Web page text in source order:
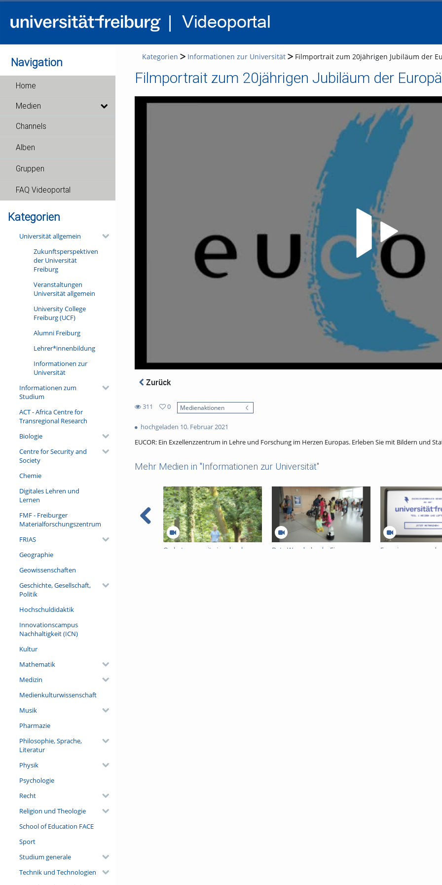
Navigation
Home
Medien
Channels
Alben
Gruppen
FAQ Videoportal
Kategorien
Universität allgemein
Zukunftsperspektiven
der Universität
Freiburg
Veranstaltungen
Universität allgemein
University College
Freiburg (UCF)
Alumni Freiburg
Lehrer*innenbildung
Informationen zur
Universität
Informationen zum
Studium
ACT - Africa Centre for
Transregional Research
Biologie
Centre for Security and
Society
Chemie
Digitales Lehren und
Lernen
FMF - Freiburger
Materialforschungszentrum
FRIAS
Geographie
Geowissenschaften
Geschichte, Gesellschaft,
Politik
Hochschuldidaktik
Innovationscampus
Nachhaltigkeit (ICN)
Kultur
Mathematik
Medizin
Medienkulturwissenschaft
Musik
Pharmazie
Philosophie, Sprache,
Literatur
Physik
Psychologie
Recht
Religion und Theologie
School of Education FACE
Sport
Studium generale
Technik und Technologien
Kategorien Informationen zur Universität Filmportrait zum 20jährigen Jubiläum der
Filmportrait zum 20jährigen Jubiläum der
Zurück
311
views
0
favorites
Medienaktionen
hochgeladen 10. Februar 2021
EUCOR: Ein Exzellenzzentrum in Lehre und Forschung im Herzen Europas. Erleben Sie mit Bildern und
Mehr Medien in "Informationen zur Universität"
On heterogeneity in schools -
Data Wonderland – Ein
Energiesparen an